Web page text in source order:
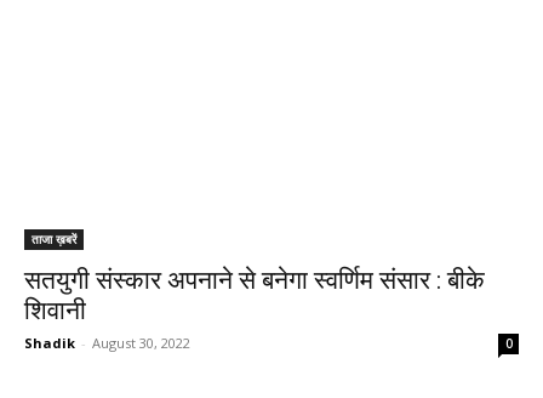
ताजा ख़बरें
सतयुगी संस्कार अपनाने से बनेगा स्वर्णिम संसार : बीके
शिवानी
Shadik - August 30, 2022 0